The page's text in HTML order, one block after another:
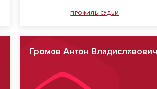
ПРОФИЛЬ СУДЬИ
Громов Антон Владиславович